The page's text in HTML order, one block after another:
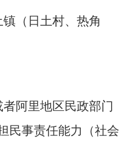
（日土村、热角
阿里地区民政部门
民事责任能力（社会